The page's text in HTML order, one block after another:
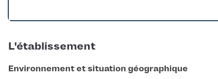
L'établissement
Environnement et situation géographique